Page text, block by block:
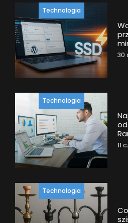
Technologia
30
Technologia
11
Technologia